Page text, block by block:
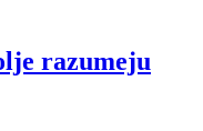
razumeju